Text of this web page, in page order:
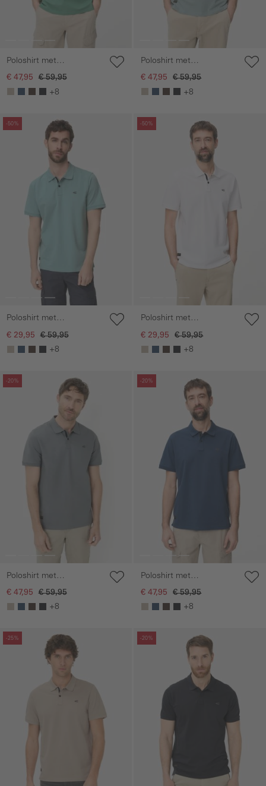
Poloshirt met
drukknopen
€ 47,95
€ 59,95
+8
Poloshirt met
drukknopen
€ 47,95
€ 59,95
+8
-50%
overslaan
Poloshirt met
drukknopen
€ 29,95
€ 59,95
+8
-50%
Galerie overslaan
Poloshirt met
drukknopen
€ 29,95
€ 59,95
+8
-20%
overslaan
Poloshirt met
drukknopen
€ 47,95
€ 59,95
+8
-20%
Galerie overslaan
Poloshirt met
drukknopen
€ 47,95
€ 59,95
+8
-25%
overslaan
-20%
Galerie overslaan